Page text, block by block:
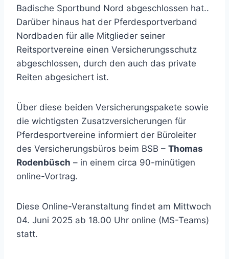
Badische Sportbund Nord abgeschlossen hat..
Darüber hinaus hat der Pferdesportverband
Nordbaden für alle Mitglieder seiner
Reitsportvereine einen Versicherungsschutz
abgeschlossen, durch den auch das private
Reiten abgesichert ist.
Über diese beiden Versicherungspakete sowie
die wichtigsten Zusatzversicherungen für
Pferdesportvereine informiert der Büroleiter
des Versicherungsbüros beim BSB – Thomas
Rodenbüsch – in einem circa 90-minütigen
online-Vortrag.
Diese Online-Veranstaltung findet am Mittwoch
04. Juni 2025 ab 18.00 Uhr online (MS-Teams)
statt.